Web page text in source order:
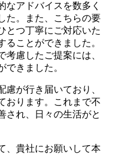
なアドバイスを数多く
た。また、こちらの要
とつ丁寧にご対応いた
ることができました。
考慮したご提案には、
できました。
慮が行き届いており、
おります。これまで不
され、日々の生活がと
、貴社にお願いして本